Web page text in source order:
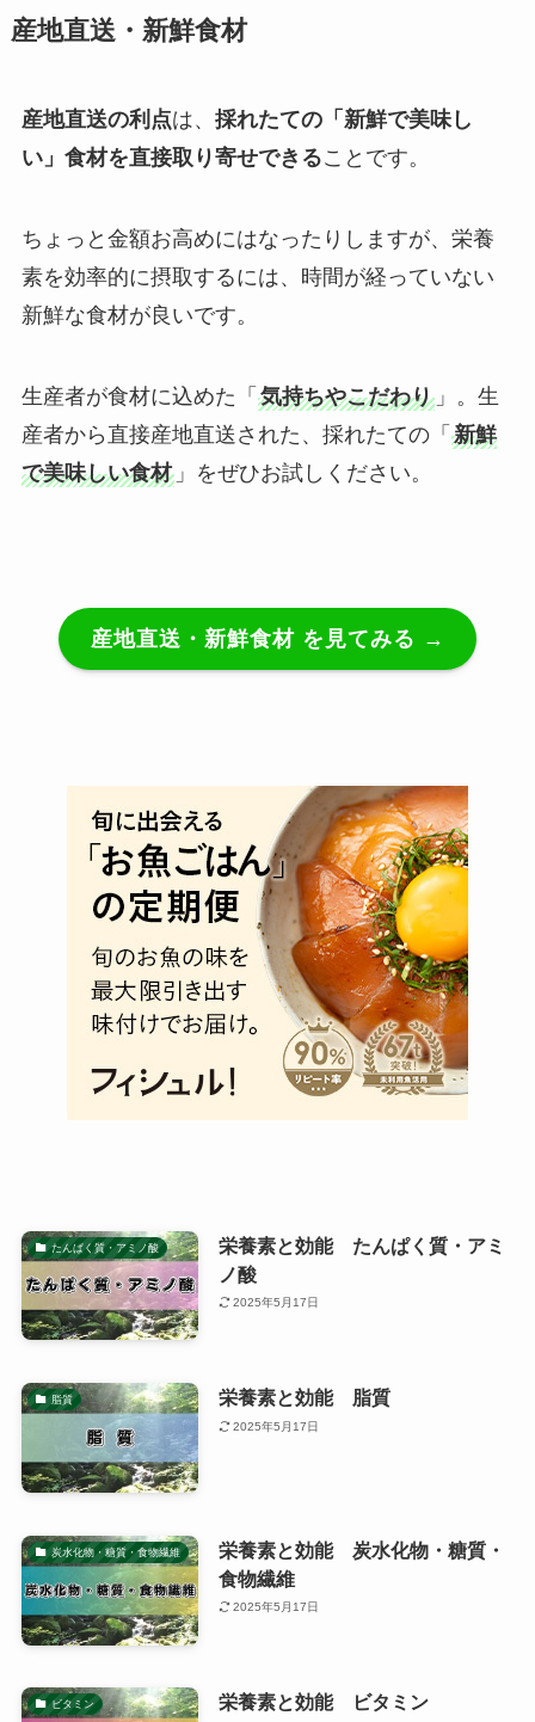
産地直送・新鮮食材
産地直送の利点は、 採れたての「新鮮で美味し
い」食材を直接取り寄せできることです。
ちょっと金額お高めにはなったりしますが、栄養
素を効率的に摂取するには、時間が経っていない
新鮮な食材が良いです。
生産者が食材に込めた「 気持ちやこだわり」。生
産者から直接産地直送された、採れたての「 新鮮
で美味しい食材」をぜひお試しください。
産地直送・新鮮食材 を見てみる →
たんぱく質・アミノ酸
栄養素と効能 たんぱく質・アミ
ノ酸
2025年5月17日
脂質 栄養素と効能 脂質
2025年5月17日
炭水化物・糖質・食物繊維
栄養素と効能 炭水化物・糖質・
食物繊維
2025年5月17日
ビタミン 栄養素と効能 ビタミン